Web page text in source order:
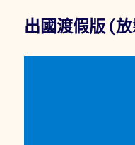
出國渡假版 (